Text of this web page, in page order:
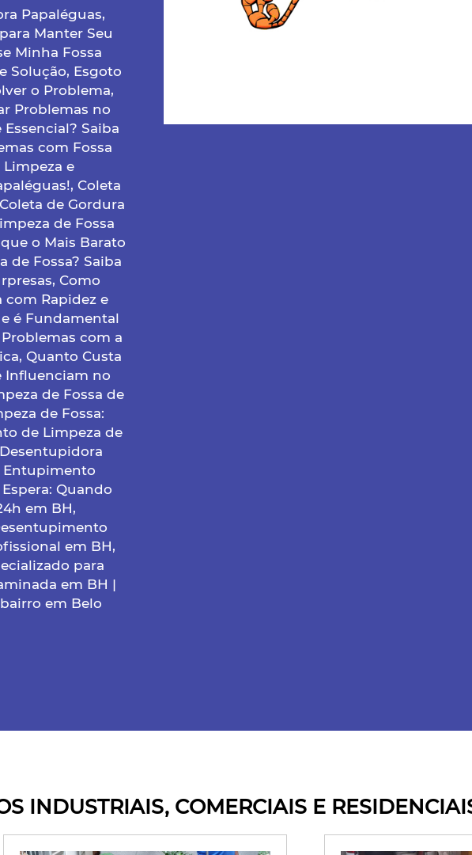
Papaléguas,
Manter Seu
Minha Fossa
Solução, Esgoto
o Problema,
Problemas no
Saiba
com Fossa
Limpeza e
Coleta
de Gordura
de Fossa
o Mais Barato
de Fossa? Saiba
Como
com Rapidez e
é Fundamental
com a
Quanto Custa
Influenciam no
de Fossa de
de Fossa:
de Limpeza de
Entupimento
Quando
em BH,
em BH,
para
em BH |
em Belo
INDUSTRIAIS, COMERCIAIS E